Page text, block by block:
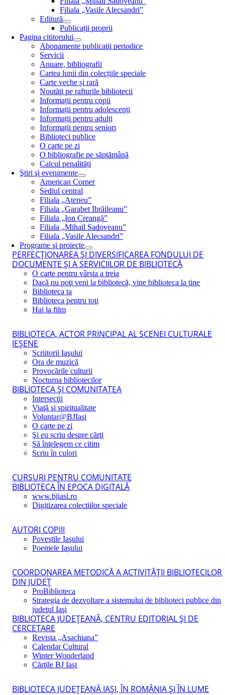
Filiala „Vasile Alecsandri”
Editură
Publicații proprii
Pagina cititorului
Abonamente publicaţii periodice
Servicii
Anuare, bibliografii
Cartea lunii din colecțiile speciale
Carte veche și rară
Noutăţi pe rafturile bibliotecii
Informații pentru copii
Informații pentru adolescenți
Informații pentru adulți
Informații pentru seniori
Biblioteci publice
O carte pe zi
O bibliografie pe săptămână
Calcul penalități
Ştiri şi evenimente
American Corner
Sediul central
Filiala „Ateneu”
Filiala „Garabet Ibrăileanu”
Filiala „Ion Creangă”
Filiala „Mihail Sadoveanu”
Filiala „Vasile Alecsandri”
Programe şi proiecte
PERFECŢIONAREA ŞI DIVERSIFICAREA FONDULUI DE
DOCUMENTE ŞI A SERVICIILOR DE BIBLIOTECĂ
O carte pentru vârsta a treia
Dacă nu poţi veni la bibliotecă, vine biblioteca la tine
Biblioteca ta
Biblioteca pentru toţi
Hai la film
BIBLIOTECA, ACTOR PRINCIPAL AL SCENEI CULTURALE
IEŞENE
Scriitorii Iaşului
Ora de muzică
Provocările culturii
Nocturna bibliotecilor
BIBLIOTECA ŞI COMUNITATEA
Intersecţii
Viaţă şi spiritualitate
Voluntar@BJIaşi
O carte pe zi
Şi eu scriu despre cărţi
Să înţelegem ce citim
Scriu în culori
CURSURI PENTRU COMUNITATE
BIBLIOTECA ÎN EPOCA DIGITALĂ
www.bjiasi.ro
Digitizarea colecţiilor speciale
AUTORI COPIII
Poveştile Iaşului
Poemele Iaşului
COORDONAREA METODICĂ A ACTIVITĂŢII BIBLIOTECILOR
DIN JUDEŢ
ProBiblioteca
Strategia de dezvoltare a sistemului de biblioteci publice din
judeţul Iaşi
BIBLIOTECA JUDEŢEANĂ, CENTRU EDITORIAL ŞI DE
CERCETARE
Revista „Asachiana”
Calendar Cultural
Winter Wonderland
Cărţile BJ Iaşi
BIBLIOTECA JUDEŢEANĂ IAŞI, ÎN ROMÂNIA ŞI ÎN LUME